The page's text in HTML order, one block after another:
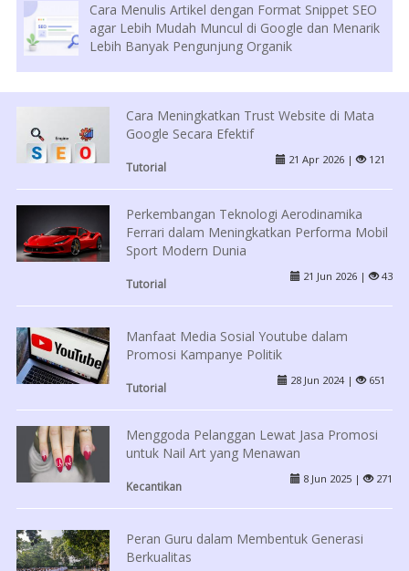
Cara Menulis Artikel dengan Format Snippet SEO
agar Lebih Mudah Muncul di Google dan Menarik
Lebih Banyak Pengunjung Organik
Cara Meningkatkan Trust Website di Mata
Google Secara Efektif
Tutorial
21 Apr 2026 | 121
Perkembangan Teknologi Aerodinamika
Ferrari dalam Meningkatkan Performa Mobil
Sport Modern Dunia
Tutorial
21 Jun 2026 | 43
Manfaat Media Sosial Youtube dalam
Promosi Kampanye Politik
Tutorial
28 Jun 2024 | 651
Menggoda Pelanggan Lewat Jasa Promosi
untuk Nail Art yang Menawan
Kecantikan
8 Jun 2025 | 271
Peran Guru dalam Membentuk Generasi
Berkualitas